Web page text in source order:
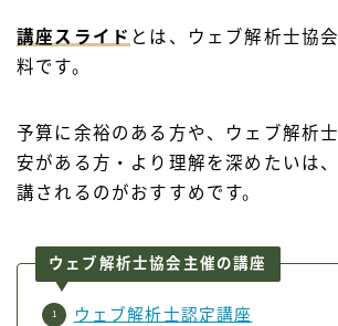
講座スライド とは、ウェブ解析士協
料です。
予算に余裕のある方や、ウェブ解析
安がある方・より理解を深めたいは
講されるのがおすすめです。
ウェブ解析士協会主催の講座
ウェブ解析士認定講座